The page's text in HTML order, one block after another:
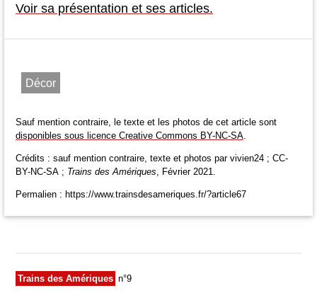
Voir sa présentation et ses articles.
Décor
Sauf mention contraire, le texte et les photos de cet article sont
disponibles sous licence Creative Commons BY-NC-SA
Crédits : sauf mention contraire, texte et photos par vivien24 ; CC-
BY-NC-SA ; Trains des Amériques , Février 2021.
Permalien : https://www.trainsdesameriques.fr/?article67
Trains des Amériques n°9